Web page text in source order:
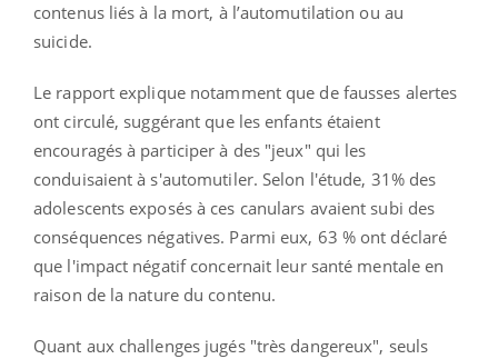
contenus liés à la mort, à l’automutilation ou au
suicide.
Le rapport explique notamment que de fausses alertes
ont circulé, suggérant que les enfants étaient
encouragés à participer à des "jeux" qui les
conduisaient à s'automutiler. Selon l'étude, 31% des
adolescents exposés à ces canulars avaient subi des
conséquences négatives. Parmi eux, 63 % ont déclaré
que l'impact négatif concernait leur santé mentale en
raison de la nature du contenu.
Quant aux challenges jugés "très dangereux", seuls